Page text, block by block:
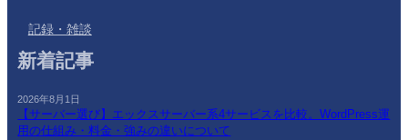
記録・雑談
新着記事
2026年8月1日
【サーバー選び】エックスサーバー系4サービスを比較。WordPress運
用の仕組み・料金・強みの違いについて